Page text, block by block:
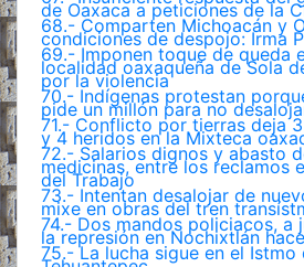
de Oaxaca a peticiones de la
68.- Comparten Michoacán y
condiciones de despojo: Irma
69.- Imponen toque de queda
localidad oaxaqueña de Sola
por la violencia
70.- Indígenas protestan
pide un millón para no
71.- Conflicto por tierras deja
y 4 heridos en la Mixteca
72.- Salarios dignos y abasto
medicinas, entre los reclamos
del Trabajo
73.- Intentan desalojar de
mixe en obras del tren
74.- Dos mandos policiacos, a
la represión en Nochixtlán
75.- La lucha sigue en el Istmo